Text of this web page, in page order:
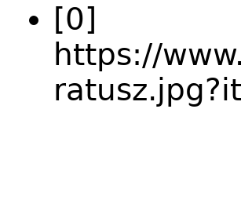
[0]
https://